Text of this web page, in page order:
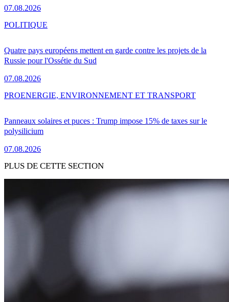
07.08.2026
Quatre pays européens mettent en garde contre les projets de la
Russie pour l'Ossétie du Sud
07.08.2026
POLITIQUE
Panneaux solaires et puces : Trump impose 15% de taxes sur le
polysilicium
07.08.2026
PROENERGIE, ENVIRONNEMENT ET TRANSPORT
PLUS DE CETTE SECTION